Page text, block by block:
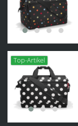
Top-Artikel